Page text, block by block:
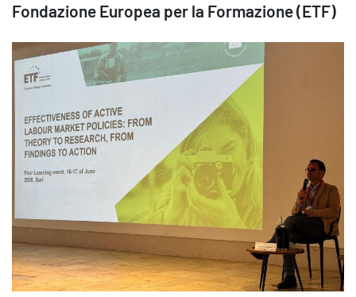
Fondazione Europea per la Formazione (ETF)